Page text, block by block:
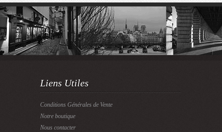
Liens Utiles
Conditions Générales de Vente
Notre boutique
Nous contacter